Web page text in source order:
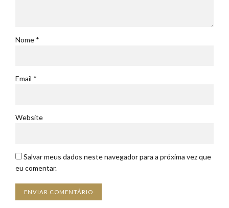
Nome *
Email *
Website
Salvar meus dados neste navegador para a próxima vez que
eu comentar.
ENVIAR COMENTÁRIO